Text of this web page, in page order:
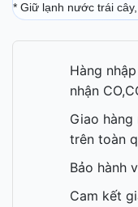
* Giữ lạnh nước trái
Hàng
nhận
Giao
trên toàn
Bảo hành
Cam kết